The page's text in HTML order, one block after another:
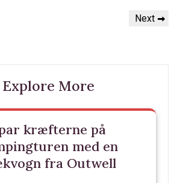
Next
Next
Explore More
kræfterne på
med en
fra Outwell